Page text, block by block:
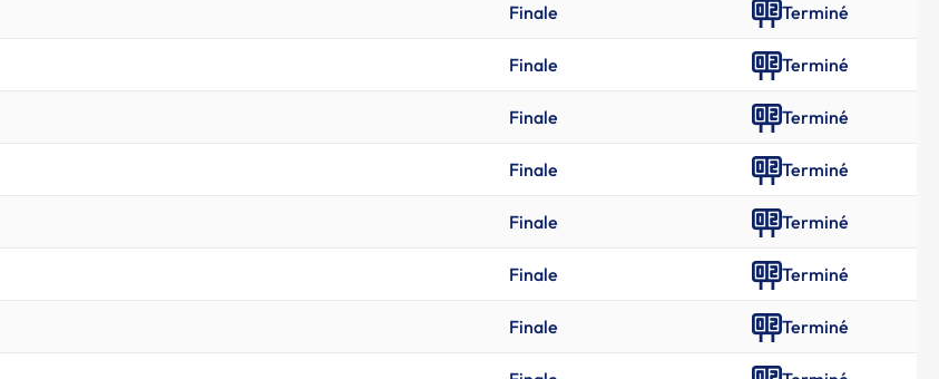
Finale Terminé
Finale Terminé
Finale Terminé
Finale Terminé
Finale Terminé
Finale Terminé
Finale Terminé